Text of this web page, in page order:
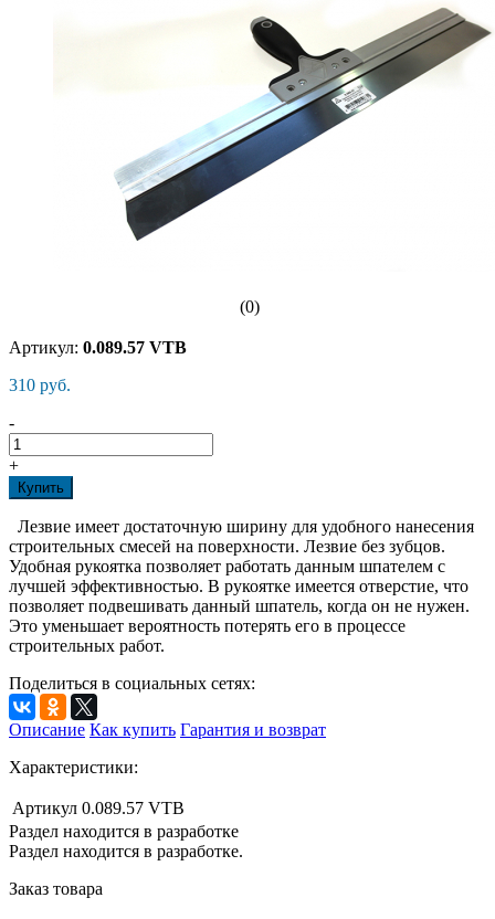
(0)
Артикул: 0.089.57 VTB
310 руб.
-
+
Купить
Лезвие имеет достаточную ширину для удобного нанесения
строительных смесей на поверхности. Лезвие без зубцов.
Удобная рукоятка позволяет работать данным шпателем с
лучшей эффективностью. В рукоятке имеется отверстие, что
позволяет подвешивать данный шпатель, когда он не нужен.
Это уменьшает вероятность потерять его в процессе
строительных работ.
Поделиться в социальных сетях:
Описание Как купить Гарантия и возврат
Характеристики:
Артикул 0.089.57 VTB
Раздел находится в разработке
Раздел находится в разработке.
Заказ товара